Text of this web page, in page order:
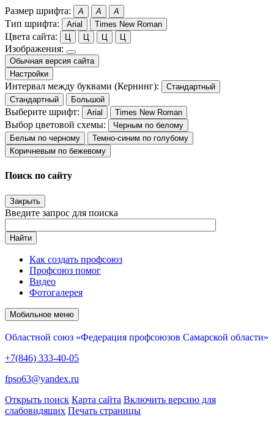
Размер шрифта: A A A
Тип шрифта: Arial Times New Roman
Цвета сайта: Ц Ц Ц Ц
Изображения:
Обычная версия сайта
Настройки
Интервал между буквами (Кернинг):
Стандартный
Стандартный
Большой
Выберите шрифт: Arial Times New Roman
Выбор цветовой схемы:
Черным по белому
Белым по черному
Темно-синим по голубому
Коричневым по бежевому
Поиск по сайту
Закрыть
Введите запрос для поиска
Найти
Как создать профсоюз
Профсоюз помог
Видео
Фотогалерея
Мобильное меню
Областной союз «Федерация профсоюзов Самарской области»
+7(846) 333-40-05
fpso63@yandex.ru
Открыть поиск Карта сайта Включить версию для
слабовидящих Печать страницы